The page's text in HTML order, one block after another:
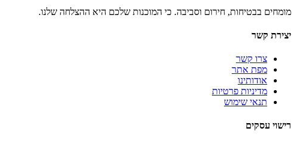
מומחים בבטיחות, חירום וסביבה. כי המוכנות שלכם היא ההצלחה שלנו.
יצירת קשר
צרו קשר
מפת אתר
אודותינו
מדיניות פרטיות
תנאי שימוש
רישוי עסקים